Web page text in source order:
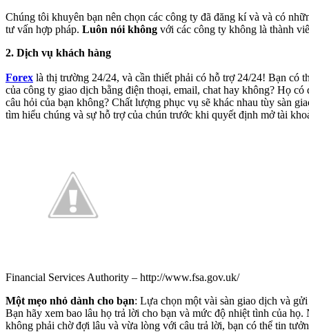
Chúng tôi khuyên bạn nên chọn các công ty đã đăng kí và và có
tư vấn hợp pháp. Luôn nói không với các công ty không là thành
2. Dịch vụ khách hàng
Forex là thị trường 24/24, và cần thiết phải có hỗ trợ 24/24! Bạn có
của công ty giao dịch bằng điện thoại, email, chat hay không? Họ
câu hỏi của bạn không? Chất lượng phục vụ sẽ khác nhau tùy sàn
tìm hiểu chúng và sự hỗ trợ của chún trước khi quyết định mở tài
Financial Services Authority – http://www.fsa.gov.uk/
Một mẹo nhỏ dành cho bạn: Lựa chọn một vài sàn giao dịch và
Bạn hãy xem bao lâu họ trả lời cho bạn và mức độ nhiệt tình của họ.
không phải chờ đợi lâu và vừa lòng với câu trả lời, bạn có thể tin